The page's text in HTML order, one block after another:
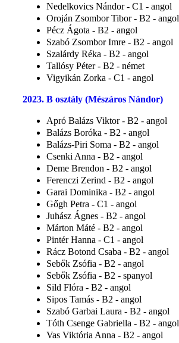
Nedelkovics Nándor - C1 - angol
Oroján Zsombor Tibor - B2 - angol
Pécz Ágota - B2 - angol
Szabó Zsombor Imre - B2 - angol
Szalárdy Réka - B2 - angol
Tallósy Péter - B2 - német
Vigyikán Zorka - C1 - angol
2023. B osztály (Mészáros Nándor)
Apró Balázs Viktor - B2 - angol
Balázs Boróka - B2 - angol
Balázs-Piri Soma - B2 - angol
Csenki Anna - B2 - angol
Deme Brendon - B2 - angol
Ferenczi Zerind - B2 - angol
Garai Dominika - B2 - angol
Gőgh Petra - C1 - angol
Juhász Ágnes - B2 - angol
Márton Máté - B2 - angol
Pintér Hanna - C1 - angol
Rácz Botond Csaba - B2 - angol
Sebők Zsófia - B2 - angol
Sebők Zsófia - B2 - spanyol
Sild Flóra - B2 - angol
Sipos Tamás - B2 - angol
Szabó Garbai Laura - B2 - angol
Tóth Csenge Gabriella - B2 - angol
Vas Viktória Anna - B2 - angol